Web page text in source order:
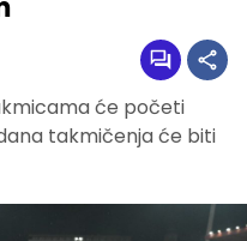
će početi
takmičenja će biti